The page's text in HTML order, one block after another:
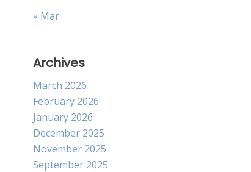
« Mar
Archives
March 2026
February 2026
January 2026
December 2025
November 2025
September 2025